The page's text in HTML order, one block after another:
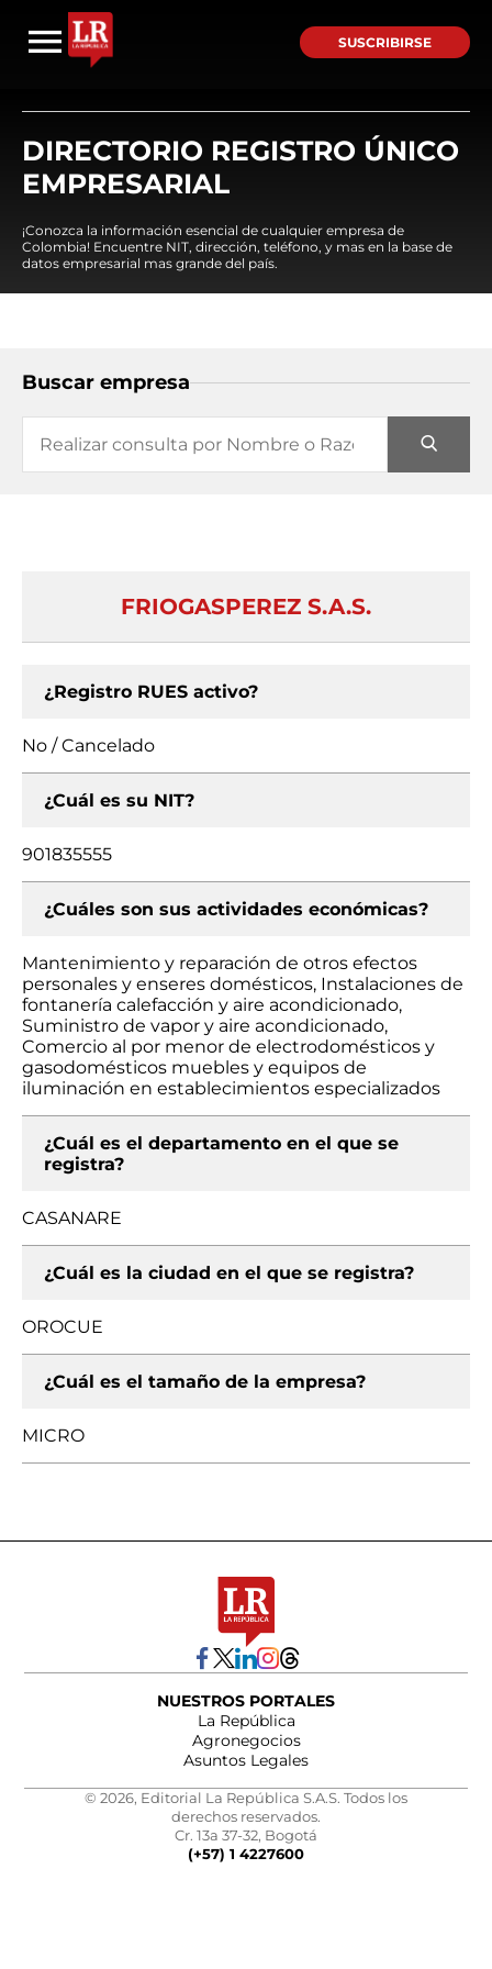
SUSCRIBIRSE
DIRECTORIO REGISTRO ÚNICO
EMPRESARIAL
¡Conozca la información esencial de cualquier empresa de
Colombia! Encuentre NIT, dirección, teléfono, y mas en la base de
datos empresarial mas grande del país.
Buscar empresa
FRIOGASPEREZ S.A.S.
¿Registro RUES activo?
No / Cancelado
¿Cuál es su NIT?
901835555
¿Cuáles son sus actividades económicas?
Mantenimiento y reparación de otros efectos
personales y enseres domésticos, Instalaciones de
fontanería calefacción y aire acondicionado,
Suministro de vapor y aire acondicionado,
Comercio al por menor de electrodomésticos y
gasodomésticos muebles y equipos de
iluminación en establecimientos especializados
¿Cuál es el departamento en el que se
registra?
CASANARE
¿Cuál es la ciudad en el que se registra?
OROCUE
¿Cuál es el tamaño de la empresa?
MICRO
NUESTROS PORTALES
La República
Agronegocios
Asuntos Legales
© 2026, Editorial La República S.A.S. Todos los
derechos reservados.
Cr. 13a 37-32, Bogotá
(+57) 1 4227600